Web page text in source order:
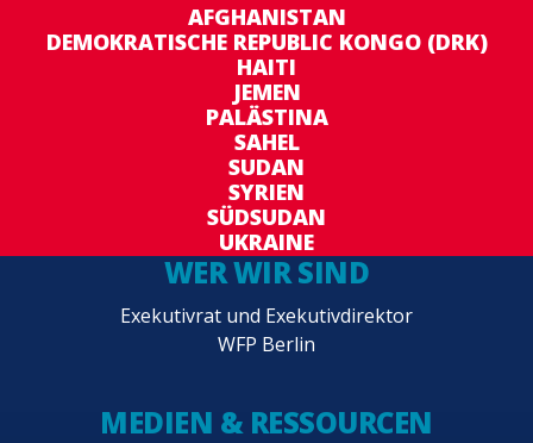
AFGHANISTAN
DEMOKRATISCHE REPUBLIC KONGO (DRK)
HAITI
JEMEN
PALÄSTINA
SAHEL
SUDAN
SYRIEN
SÜDSUDAN
UKRAINE
WER WIR SIND
Exekutivrat und Exekutivdirektor
WFP Berlin
MEDIEN & RESSOURCEN